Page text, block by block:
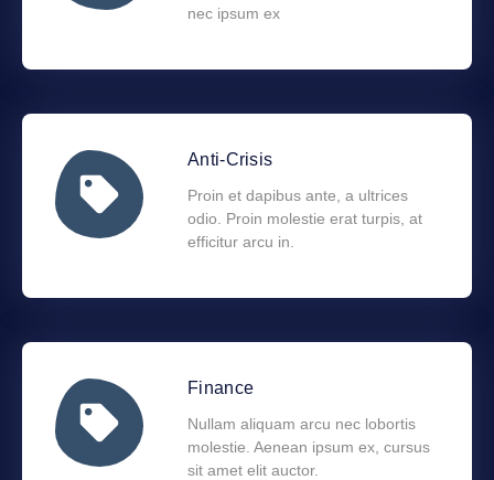
nec ipsum ex
Anti-Crisis
Proin et dapibus ante, a ultrices
odio. Proin molestie erat turpis, at
efficitur arcu in.
Finance
Nullam aliquam arcu nec lobortis
molestie. Aenean ipsum ex, cursus
sit amet elit auctor.